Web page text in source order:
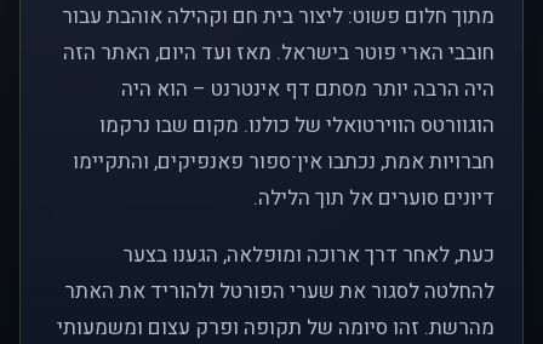
מתוך חלום פשוט: ליצור בית חם וקהילה אוהבת עבור
חובבי הארי פוטר בישראל. מאז ועד היום, האתר הזה
היה הרבה יותר מסתם דף אינטרנט – הוא היה
הוגוורטס הווירטואלי של כולנו. מקום שבו נרקמו
חברויות אמת, נכתבו אין־ספור פאנפיקים, והתקיימו
דיונים סוערים אל תוך הלילה.
כעת, לאחר דרך ארוכה ומופלאה, הגענו בצער
להחלטה לסגור את שערי הפורטל ולהוריד את האתר
מהרשת. זהו סיומה של תקופה ופרק עצום ומשמעותי